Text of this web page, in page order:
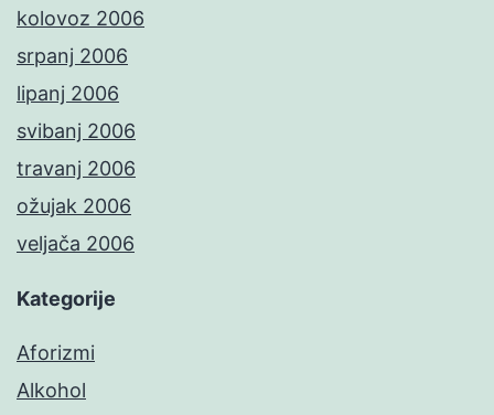
kolovoz 2006
srpanj 2006
lipanj 2006
svibanj 2006
travanj 2006
ožujak 2006
veljača 2006
Kategorije
Aforizmi
Alkohol